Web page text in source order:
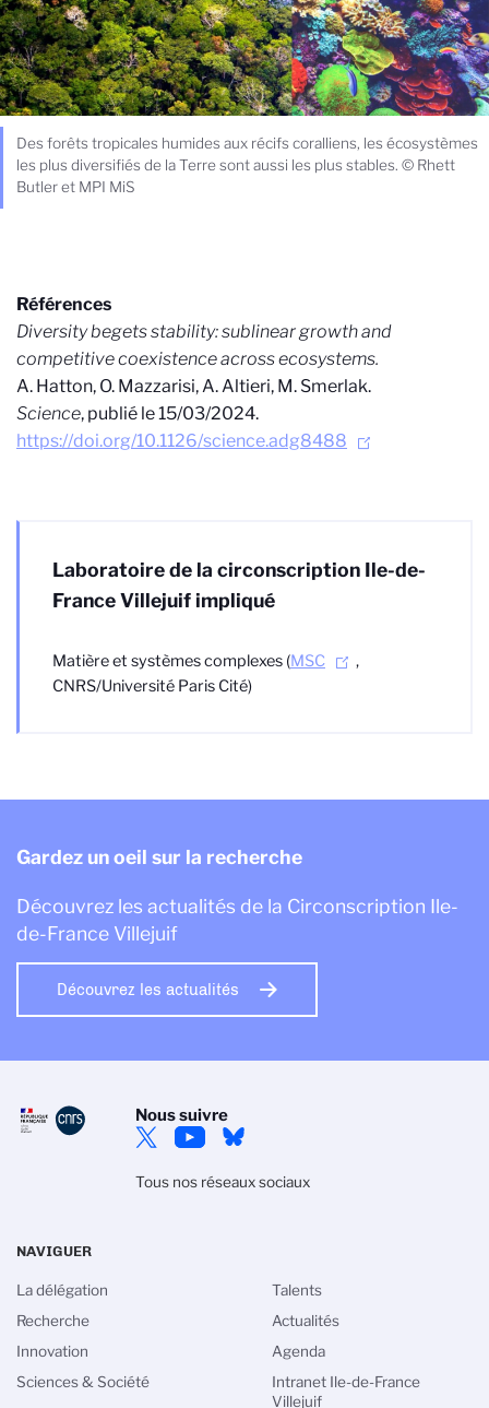
Des forêts tropicales humides aux récifs coralliens, les écosystèmes
les plus diversifiés de la Terre sont aussi les plus stables. © Rhett
Butler et MPI MiS
Références
Diversity begets stability: sublinear growth and
competitive coexistence across ecosystems.
A. Hatton, O. Mazzarisi, A. Altieri, M. Smerlak.
Science, publié le 15/03/2024.
https://doi.org/10.1126/science.adg8488
Laboratoire de la circonscription Ile-de-
France Villejuif impliqué
Matière et systèmes complexes (MSC
,
CNRS/Université Paris Cité)
Gardez un oeil sur la recherche
Découvrez les actualités de la Circonscription Ile-
de-France Villejuif
Découvrez les actualités
Nous suivre
Tous nos réseaux sociaux
NAVIGUER
La délégation
Recherche
Innovation
Sciences & Société
Talents
Actualités
Agenda
Intranet Ile-de-France
Villejuif
Gestion des cookies